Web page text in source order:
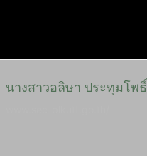
นางสาวอลิษา ประทุมโพธิ์